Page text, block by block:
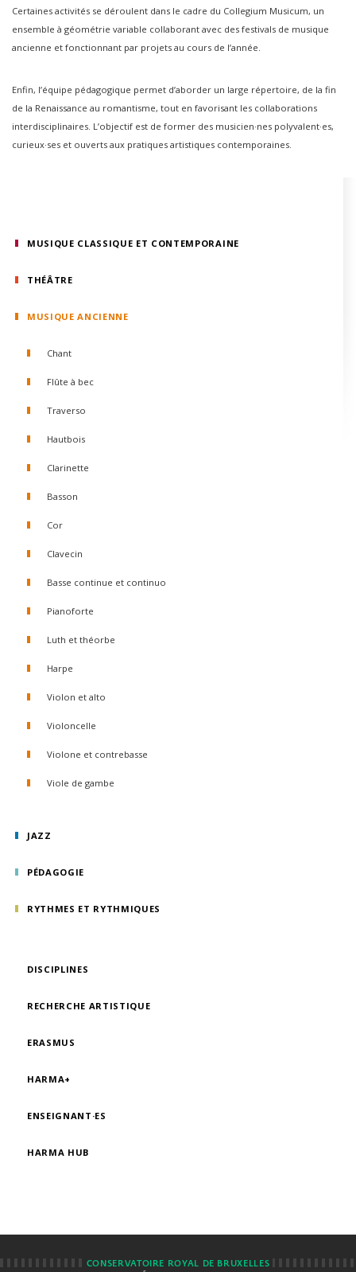
MUSIQUE CLASSIQUE ET CONTEMPORAINE
THÉÂTRE
MUSIQUE ANCIENNE
Chant
Flûte à bec
Traverso
Hautbois
Clarinette
Basson
Cor
Clavecin
Basse continue et continuo
Pianoforte
Luth et théorbe
Harpe
Violon et alto
Violoncelle
Violone et contrebasse
Viole de gambe
JAZZ
PÉDAGOGIE
RYTHMES ET RYTHMIQUES
DISCIPLINES
RECHERCHE ARTISTIQUE
ERASMUS
HARMA+
ENSEIGNANT·ES
HARMA HUB
Certaines activités se déroulent dans le cadre du Collegium Musicum, un
ensemble à géométrie variable collaborant avec des festivals de musique
ancienne et fonctionnant par projets au cours de l’année.
Enfin, l’équipe pédagogique permet d’aborder un large répertoire, de la fin
de la Renaissance au romantisme, tout en favorisant les collaborations
interdisciplinaires. L’objectif est de former des musicien·nes polyvalent·es,
curieux·ses et ouverts aux pratiques artistiques contemporaines.
CONSERVATOIRE ROYAL DE BRUXELLES